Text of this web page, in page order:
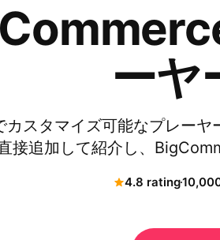
ーヤ
カスタマイズ可能なプレー
接追加して紹介し、
4.8 rating